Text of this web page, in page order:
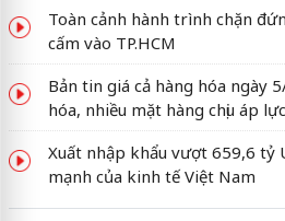
Toàn cảnh hành trình chặn
cấm vào TP.HCM
Bản tin giá cả hàng hóa ngày
hóa, nhiều mặt hàng chịu áp lực
Xuất nhập khẩu vượt 659,6 tỷ
mạnh của kinh tế Việt Nam